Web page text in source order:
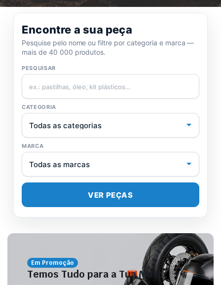
Encontre a sua peça
Pesquise pelo nome ou filtre por categoria e marca —
mais de 40 000 produtos.
PESQUISAR
CATEGORIA
MARCA
VER PEÇAS
Em Promoção
Temos Tudo para a Tua Moto